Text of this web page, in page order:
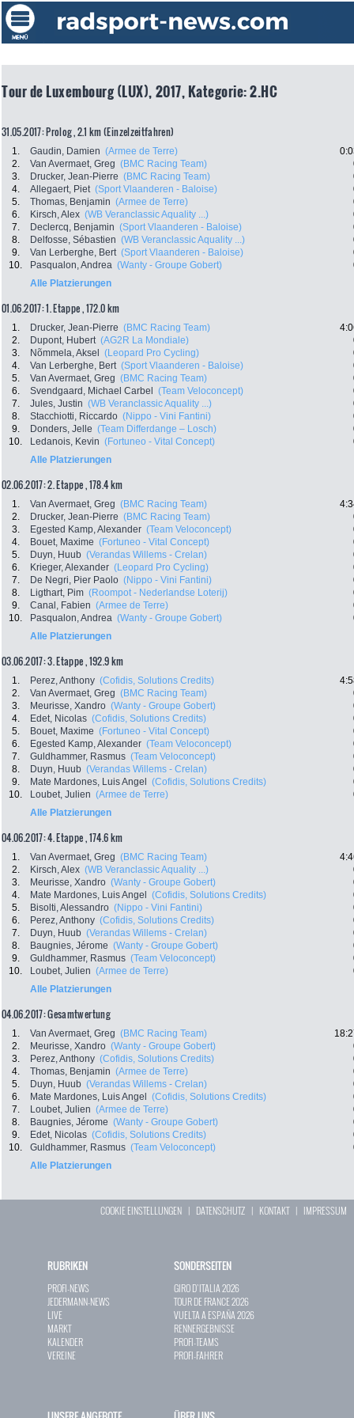
Tour de Luxembourg (LUX), 2017, Kategorie: 2.HC
31.05.2017: Prolog , 2.1 km (Einzelzeitfahren)
1. Gaudin, Damien (Armee de Terre)
2.
Van Avermaet, Greg (BMC Racing Team)
3.
Drucker, Jean-Pierre (BMC Racing Team)
4.
Allegaert, Piet (Sport Vlaanderen - Baloise)
5.
Thomas, Benjamin (Armee de Terre)
6.
Kirsch, Alex (WB Veranclassic Aquality ...)
7.
Declercq, Benjamin (Sport Vlaanderen - Baloise)
8.
Delfosse, Sébastien (WB Veranclassic Aquality ...)
9.
Van Lerberghe, Bert (Sport Vlaanderen - Baloise)
10.
Pasqualon, Andrea (Wanty - Groupe Gobert)
Alle Platzierungen
01.06.2017: 1. Etappe , 172.0 km
1. Drucker, Jean-Pierre (BMC Racing Team)
2.
Dupont, Hubert (AG2R La Mondiale)
3.
Nõmmela, Aksel (Leopard Pro Cycling)
4.
Van Lerberghe, Bert (Sport Vlaanderen - Baloise)
5.
Van Avermaet, Greg (BMC Racing Team)
6.
Svendgaard, Michael Carbel (Team Veloconcept)
7.
Jules, Justin (WB Veranclassic Aquality ...)
8.
Stacchiotti, Riccardo (Nippo - Vini Fantini)
9.
Donders, Jelle (Team Differdange – Losch)
10.
Ledanois, Kevin (Fortuneo - Vital Concept)
Alle Platzierungen
02.06.2017: 2. Etappe , 178.4 km
1. Van Avermaet, Greg (BMC Racing Team)
2.
Drucker, Jean-Pierre (BMC Racing Team)
3.
Egested Kamp, Alexander (Team Veloconcept)
4.
Bouet, Maxime (Fortuneo - Vital Concept)
5.
Duyn, Huub (Verandas Willems - Crelan)
6.
Krieger, Alexander (Leopard Pro Cycling)
7.
De Negri, Pier Paolo (Nippo - Vini Fantini)
8.
Ligthart, Pim (Roompot - Nederlandse Loterij)
9.
Canal, Fabien (Armee de Terre)
10.
Pasqualon, Andrea (Wanty - Groupe Gobert)
Alle Platzierungen
03.06.2017: 3. Etappe , 192.9 km
1. Perez, Anthony (Cofidis, Solutions Credits)
2.
Van Avermaet, Greg (BMC Racing Team)
3.
Meurisse, Xandro (Wanty - Groupe Gobert)
4.
Edet, Nicolas (Cofidis, Solutions Credits)
5.
Bouet, Maxime (Fortuneo - Vital Concept)
6.
Egested Kamp, Alexander (Team Veloconcept)
7.
Guldhammer, Rasmus (Team Veloconcept)
8.
Duyn, Huub (Verandas Willems - Crelan)
9.
Mate Mardones, Luis Angel (Cofidis, Solutions Credits)
10.
Loubet, Julien (Armee de Terre)
Alle Platzierungen
04.06.2017: 4. Etappe , 174.6 km
1. Van Avermaet, Greg (BMC Racing Team)
2.
Kirsch, Alex (WB Veranclassic Aquality ...)
3.
Meurisse, Xandro (Wanty - Groupe Gobert)
4.
Mate Mardones, Luis Angel (Cofidis, Solutions Credits)
5.
Bisolti, Alessandro (Nippo - Vini Fantini)
6.
Perez, Anthony (Cofidis, Solutions Credits)
7.
Duyn, Huub (Verandas Willems - Crelan)
8.
Baugnies, Jérome (Wanty - Groupe Gobert)
9.
Guldhammer, Rasmus (Team Veloconcept)
10.
Loubet, Julien (Armee de Terre)
Alle Platzierungen
04.06.2017: Gesamtwertung
1. Van Avermaet, Greg (BMC Racing Team)
2.
Meurisse, Xandro (Wanty - Groupe Gobert)
3.
Perez, Anthony (Cofidis, Solutions Credits)
4.
Thomas, Benjamin (Armee de Terre)
5.
Duyn, Huub (Verandas Willems - Crelan)
6.
Mate Mardones, Luis Angel (Cofidis, Solutions Credits)
7.
Loubet, Julien (Armee de Terre)
8.
Baugnies, Jérome (Wanty - Groupe Gobert)
9.
Edet, Nicolas (Cofidis, Solutions Credits)
10.
Guldhammer, Rasmus (Team Veloconcept)
Alle Platzierungen
COOKIE EINSTELLUNGEN | DATENSCHUTZ | KONTAKT| IMPRESSUM
RUBRIKEN
PROFI-NEWS
JEDERMANN-NEWS
LIVE
MARKT
KALENDER
VEREINE
SONDERSEITEN
GIRO D`ITALIA 2026
TOUR DE FRANCE 2026
VUELTA A ESPAÑA 2026
RENNERGEBNISSE
PROFI-TEAMS
PROFI-FAHRER